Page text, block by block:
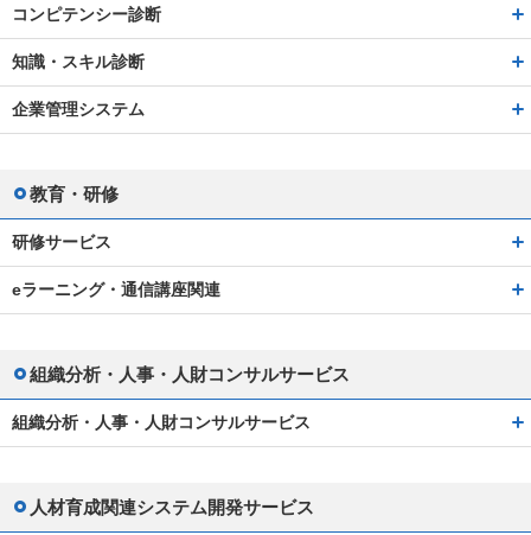
コンピテンシー診断
知識・スキル診断
企業管理システム
教育・研修
研修サービス
eラーニング・通信講座関連
組織分析・人事・人財コンサルサービス
組織分析・人事・人財コンサルサービス
人材育成関連システム開発サービス